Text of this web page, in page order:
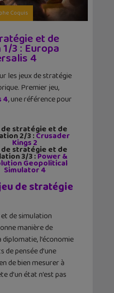
Coquis
et de
3 : Europa
4
les jeux de stratégie
Premier jeu,
4, une référence pour
de stratégie et de
2/3 :Crusader
Kings 2
de stratégie et de
3/3 :Power &
Geopolitical
Simulator 4
de stratégie
de simulation
manière de
l’économie
de pensée d’une
de bien mesurer à
d’un état n’est pas